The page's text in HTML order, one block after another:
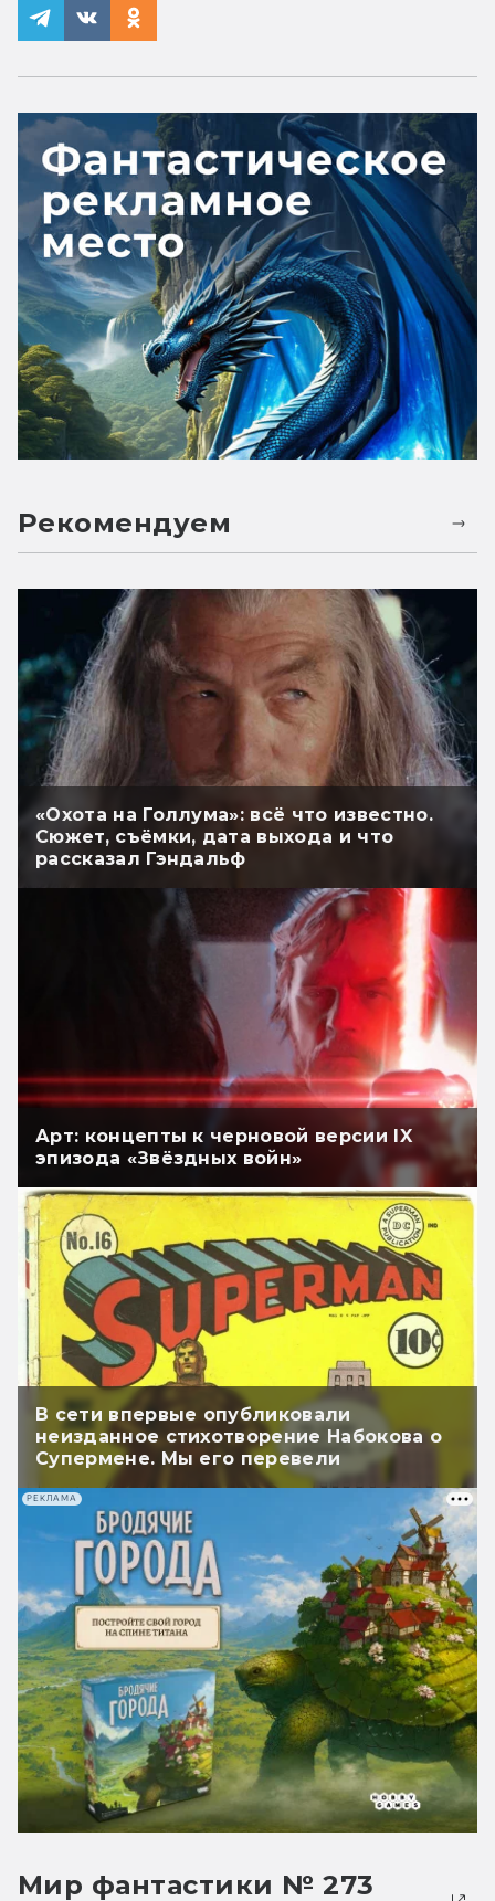
Рекомендуем
«Охота на Голлума»: всё что известно.
Сюжет, съёмки, дата выхода и что
рассказал Гэндальф
Арт: концепты к черновой версии IX
эпизода «Звёздных войн»
В сети впервые опубликовали
неизданное стихотворение Набокова о
Супермене. Мы его перевели
РЕКЛАМА
Мир фантастики № 273